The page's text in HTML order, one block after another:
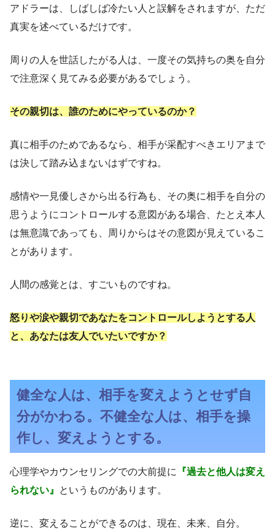
アドラーは、しばしば冷たい人と誤解をされますが、ただ
真実を述べているだけです。
周りの人を世話したがる人は、一度その気持ちの奥を自分
で注意深く見てみる必要があるでしょう。
その親切は、誰のためにやっているのか？
真に相手のためであるなら、相手が采配すべきエリアまで
は決して踏み込まないはずですね。
感情や一見優しさから出る行為も、その奥に相手を自分の
思うようにコントロールする意図がある場合、たとえ本人
は無意識であっても、周りからはその意図が見えているこ
とがあります。
人間の感覚とは、すごいものですね。
怒りや涙や親切であなたをコントロールしようとする人
と、あなたは友人でいたいですか？
健全な人は、相手を変えようとせず自
分がかわる。不健全な人は、相手を操
作し、変えようとする。
心理学やカウンセリングでの大前提に
『過去と他人は変え
られない』
というものがあります。
逆に、変えることができるのは、現在、未来、自分。